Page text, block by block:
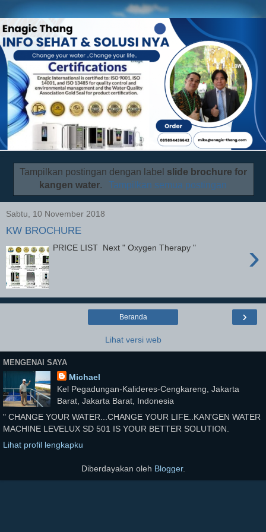
Tampilkan postingan dengan label slide brochure for
kangen water. Tampilkan semua postingan
Sabtu, 10 November 2018
KW BROCHURE
›
PRICE LIST Next " Oxygen Therapy "
›
Beranda
Lihat versi web
MENGENAI SAYA
Michael
Kel Pegadungan-Kalideres-Cengkareng, Jakarta
Barat, Jakarta Barat, Indonesia
" CHANGE YOUR WATER...CHANGE YOUR LIFE..KAN'GEN WATER
MACHINE LEVELUX SD 501 IS YOUR BETTER SOLUTION.
Lihat profil lengkapku
Diberdayakan oleh Blogger.